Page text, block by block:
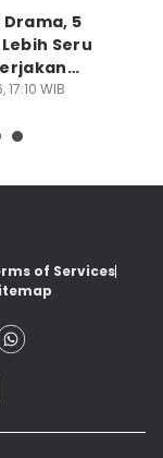
Drama, 5
Seru
WIB
of Services